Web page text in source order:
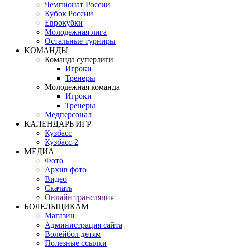
Чемпионат России
Кубок России
Еврокубки
Молодежная лига
Остальные турниры
КОМАНДЫ
Команда суперлиги
Игроки
Тренеры
Молодежная команда
Игроки
Тренеры
Медперсонал
КАЛЕНДАРЬ ИГР
Кузбасс
Кузбасс-2
МЕДИА
Фото
Архив фото
Видео
Скачать
Онлайн трансляция
БОЛЕЛЬЩИКАМ
Магазин
Администрация сайта
Волейбол детям
Полезные ссылки